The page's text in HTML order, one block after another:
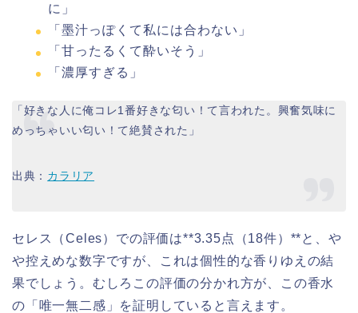
に」
「墨汁っぽくて私には合わない」
「甘ったるくて酔いそう」
「濃厚すぎる」
「好きな人に俺コレ1番好きな匂い！て言われた。興奮気味に
めっちゃいい匂い！て絶賛された」
出典： カラリア
セレス（Celes）での評価は**3.35点（18件）**と、や
や控えめな数字ですが、これは個性的な香りゆえの結
果でしょう。むしろこの評価の分かれ方が、この香水
の「唯一無二感」を証明していると言えます。